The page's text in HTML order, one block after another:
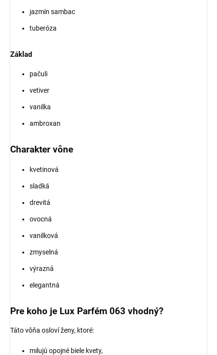
jazmín sambac
tuberóza
Základ
pačuli
vetiver
vanilka
ambroxan
Charakter vône
kvetinová
sladká
drevitá
ovocná
vanilková
zmyselná
výrazná
elegantná
Pre koho je Lux Parfém 063 vhodný?
Táto vôňa osloví ženy, ktoré:
milujú opojné biele kvety,